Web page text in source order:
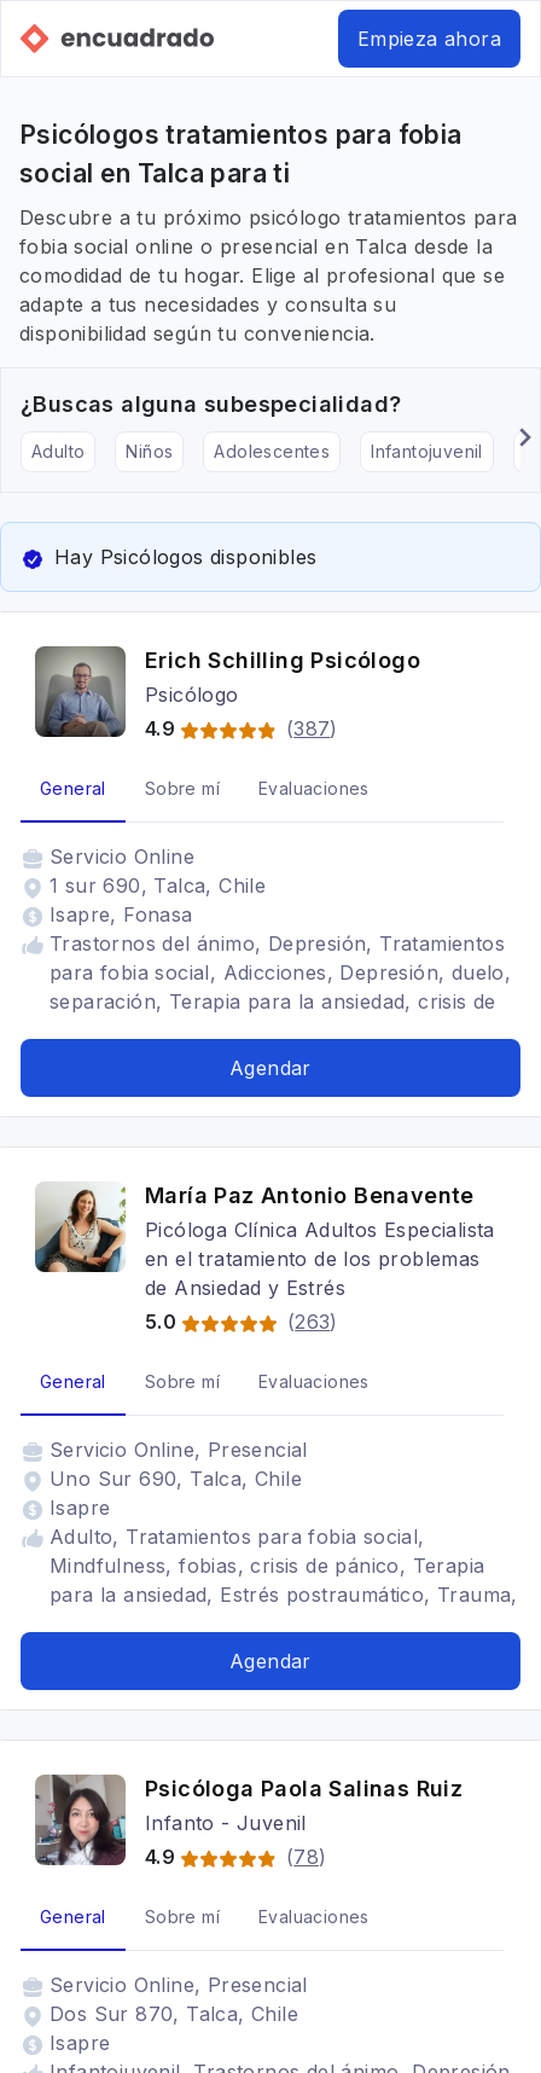
Empieza ahora
Psicólogos tratamientos para fobia
social en Talca para ti
Descubre a tu próximo psicólogo tratamientos para
fobia social online o presencial en Talca desde la
comodidad de tu hogar. Elige al profesional que se
adapte a tus necesidades y consulta su
disponibilidad según tu conveniencia.
¿Buscas alguna subespecialidad?
Adulto Niños Adolescentes Infantojuvenil
Hay Psicólogos disponibles
Erich Schilling Psicólogo
Psicólogo
4.9
(387)
General Sobre mí Evaluaciones
Servicio Online
1 sur 690, Talca, Chile
Isapre, Fonasa
Trastornos del ánimo, Depresión, Tratamientos
para fobia social, Adicciones, Depresión, duelo,
separación, Terapia para la ansiedad, crisis de
Agendar
María Paz Antonio Benavente
Picóloga Clínica Adultos Especialista
en el tratamiento de los problemas
de Ansiedad y Estrés
5.0
(263)
General Sobre mí Evaluaciones
Servicio Online, Presencial
Uno Sur 690, Talca, Chile
Isapre
Adulto, Tratamientos para fobia social,
Mindfulness, fobias, crisis de pánico, Terapia
para la ansiedad, Estrés postraumático, Trauma,
Centrada en la Compasión, Tratamiento para el
Agendar
Psicóloga Paola Salinas Ruiz
Infanto - Juvenil
4.9
(78)
General Sobre mí Evaluaciones
Servicio Online, Presencial
Dos Sur 870, Talca, Chile
Isapre